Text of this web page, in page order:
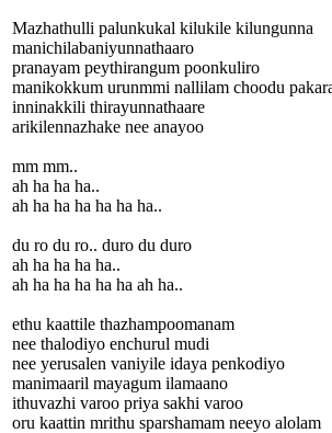
Mazhathulli palunkukal kilukile kilungunna
manichilabaniyunnathaaro
pranayam peythirangum poonkuliro
manikokkum urunmmi nallilam choodu
inninakkili thirayunnathaare
arikilennazhake nee anayoo
mm mm..
ah ha ha ha..
ah ha ha ha ha ha ha..
du ro du ro.. duro du duro
ah ha ha ha ha..
ah ha ha ha ha ha ah ha..
ethu kaattile thazhampoomanam
nee thalodiyo enchurul mudi
nee yerusalen vaniyile idaya penkodiyo
manimaaril mayagum ilamaano
ithuvazhi varoo priya sakhi varoo
oru kaattin mrithu sparshamam neeyo alolam